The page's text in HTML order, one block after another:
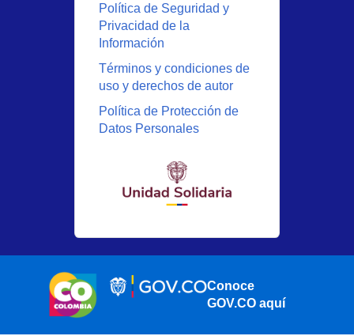
Política de Seguridad y
Privacidad de la
Información
Términos y condiciones de
uso y derechos de autor
Política de Protección de
Datos Personales
Conoce
GOV.CO aquí